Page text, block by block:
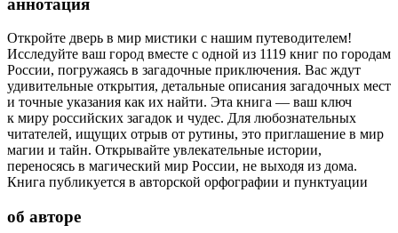
Откройте дверь в мир мистики с нашим путеводителем!
Исследуйте ваш город вместе с одной из 1119 книг по городам
России, погружаясь в загадочные приключения. Вас ждут
удивительные открытия, детальные описания загадочных мест
и точные указания как их найти. Эта книга — ваш ключ
к миру российских загадок и чудес. Для любознательных
читателей, ищущих отрыв от рутины, это приглашение в мир
магии и тайн. Открывайте увлекательные истории,
переносясь в магический мир России, не выходя из дома.
Книга публикуется в авторской орфографии и пунктуации
об авторе